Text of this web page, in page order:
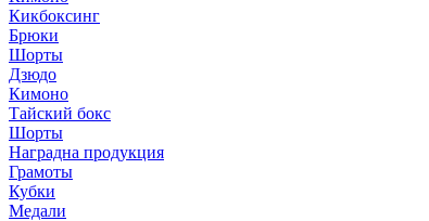
Кикбоксинг
Брюки
Шорты
Дзюдо
Кимоно
Тайский бокс
Шорты
Наградна продукция
Грамоты
Кубки
Медали